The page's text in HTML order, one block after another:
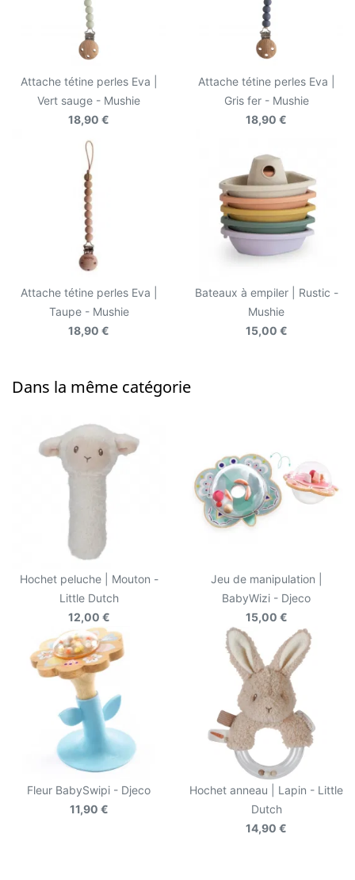
Attache tétine perles Eva |
Vert sauge - Mushie
18,90 €
Attache tétine perles Eva |
Gris fer - Mushie
18,90 €
Attache tétine perles Eva |
Taupe - Mushie
18,90 €
Bateaux à empiler | Rustic -
Mushie
15,00 €
Dans la même catégorie
Hochet peluche | Mouton -
Little Dutch
12,00 €
Jeu de manipulation |
BabyWizi - Djeco
15,00 €
Fleur BabySwipi - Djeco
11,90 €
Hochet anneau | Lapin - Little
Dutch
14,90 €